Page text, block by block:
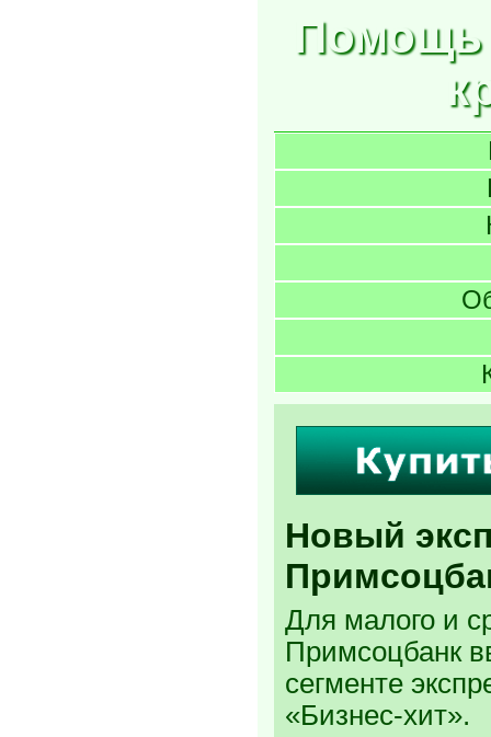
Помощь
Новый
Для малого и
Примсоцбанк
сегменте
«Бизнес-хит».